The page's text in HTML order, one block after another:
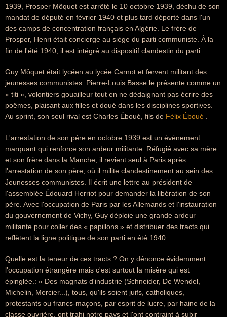
1939, Prosper Môquet est arrêté le 10 octobre 1939, déchu de son
mandat de député en février 1940 et plus tard déporté dans l'un
des camps de concentration français en Algérie. Le frère de
Prosper, Henri était concierge au siège du parti communiste. À la
fin de l'été 1940, il est intégré au dispositif clandestin du parti.
Guy Môquet était lycéen au lycée Carnot et fervent militant des
jeunesses communistes. Pierre-Louis Basse le présente comme un
« titi », volontiers gouailleur tout en ne dédaignant pas écrire des
poêmes, plaisant aux filles et doué dans les disciplines sportives.
Au sprint, son seul rival est Charles Éboué, fils de Félix Éboué
L'arrestation de son père en octobre 1939 est un évènement
marquant qui renforce son ardeur militante. Réfugié avec sa mère
et son frère dans la Manche, il revient seul à Paris après
l'arrestation de son père, où il milite clandestinement au sein des
Jeunesses communistes. Il écrit une lettre au président de
l'assemblée Édouard Herriot pour demander la libération de son
père. Avec l'occupation de Paris par les Allemands et l'instauration
du gouvernement de Vichy, Guy déploie une grande ardeur
militante pour coller des « papillons » et distribuer des tracts qui
reflètent la ligne politique de son parti en été 1940.
Quelle est la teneur de ces tracts ? On y dénonce évidemment
l'occupation étrangère mais c'est surtout la misère qui est
épinglée.: « Des magnats d'industrie (Schneider, De Wendel,
Michelin, Mercier...), tous, qu'ils soient juifs, catholiques,
protestants ou francs-maçons, par esprit de lucre, par haine de la
classe ouvrière, ont trahi notre pays et l'ont contraint à subir